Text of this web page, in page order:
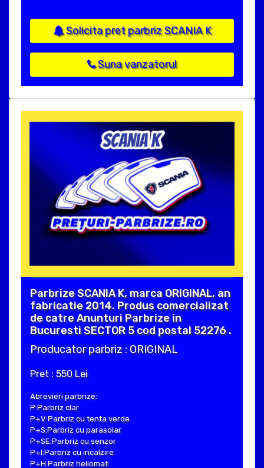
Solicita pret parbriz SCANIA K
Suna vanzatorul
Parbrize SCANIA K, marca ORIGINAL, an
fabricatie 2014. Produs comercializat
de catre Anunturi Parbrize in
Bucuresti SECTOR 5 cod postal 52276 .
Producator parbriz : ORIGINAL
Pret : 550 Lei
Abrevieri parbrize:
P:Parbriz clar
P+V:Parbriz cu tenta verde
P+S:Parbriz cu parasolar
P+SE:Parbriz cu senzor
P+I:Parbriz cu incalzire
P+H:Parbriz heliomat